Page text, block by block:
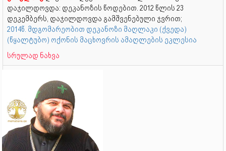
დაჯილდოვდა: დეკანოზის წოდებით. 2012 წლის 23
დეკემბერს, დაჯილდოვდა გამშვენებული ჯვრით;
2014წ. მდგომარეობით დეკანოზი მაღლაკი (ქვედა)
(წყალტუბო) ოქონის მაცხოვრის ამაღლების ეკლესია
სრულად ნახვა